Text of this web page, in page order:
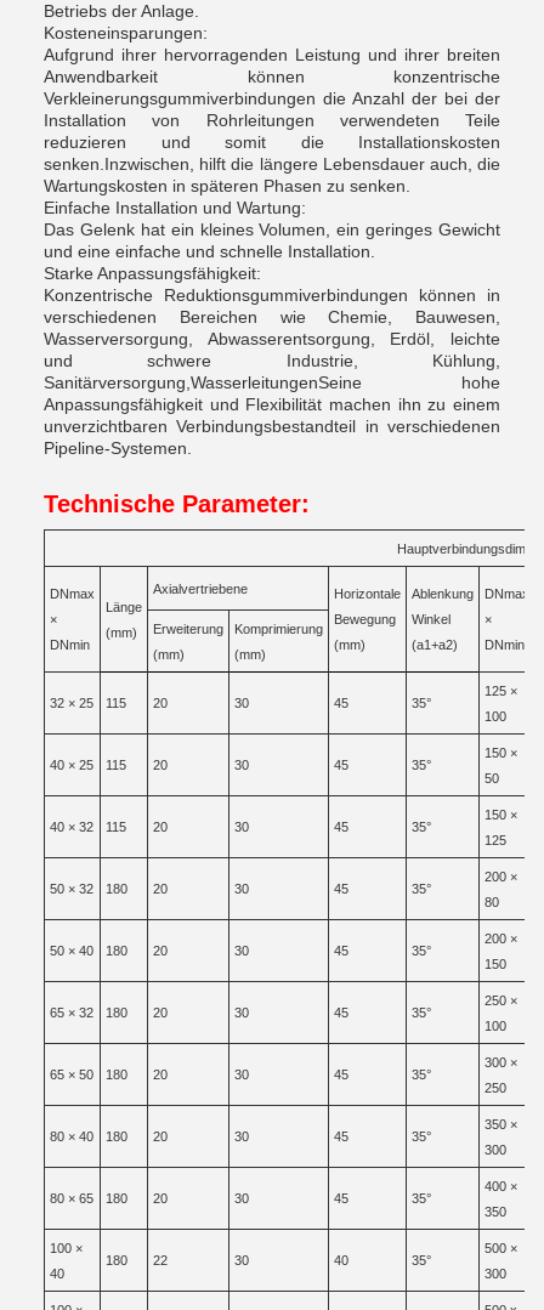
Betriebs der Anlage.
Kosteneinsparungen:
Aufgrund ihrer hervorragenden Leistung und ihrer breiten
Anwendbarkeit können konzentrische
Verkleinerungsgummiverbindungen die Anzahl der bei der
Installation von Rohrleitungen verwendeten Teile
reduzieren und somit die Installationskosten
senken.Inzwischen, hilft die längere Lebensdauer auch, die
Wartungskosten in späteren Phasen zu senken.
Einfache Installation und Wartung:
Das Gelenk hat ein kleines Volumen, ein geringes Gewicht
und eine einfache und schnelle Installation.
Starke Anpassungsfähigkeit:
Konzentrische Reduktionsgummiverbindungen können in
verschiedenen Bereichen wie Chemie, Bauwesen,
Wasserversorgung, Abwasserentsorgung, Erdöl, leichte
und schwere Industrie, Kühlung,
Sanitärversorgung,WasserleitungenSeine hohe
Anpassungsfähigkeit und Flexibilität machen ihn zu einem
unverzichtbaren Verbindungsbestandteil in verschiedenen
Pipeline-Systemen.
Technische Parameter:
DNmax
×
DNmin
Länge
(mm)
Axialvertriebene
Horizontale
Bewegung
(mm)
Ablenkung
Winkel
(a1+a2)
DNmax
×
DNmin
Erweiterung
(mm)
Komprimierung
(mm)
32 × 25 115 20 30 45 35°
125 ×
100
40 × 25 115 20 30 45 35°
150 ×
50
40 × 32 115 20 30 45 35°
150 ×
125
50 × 32 180 20 30 45 35°
200 ×
80
50 × 40 180 20 30 45 35°
200 ×
150
65 × 32 180 20 30 45 35°
250 ×
100
65 × 50 180 20 30 45 35°
300 ×
250
80 × 40 180 20 30 45 35°
350 ×
300
80 × 65 180 20 30 45 35°
400 ×
350
100 ×
40
180 22 30 40 35°
500 ×
300